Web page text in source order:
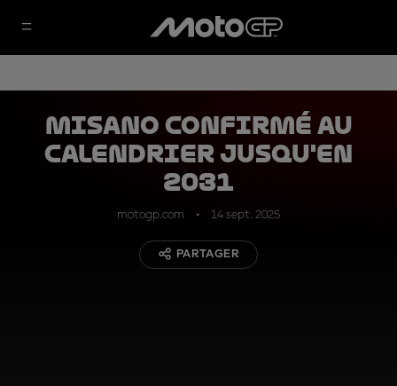
Misano confirmé au
calendrier jusqu'en
2031
motogp.com 14 sept. 2025
PARTAGER